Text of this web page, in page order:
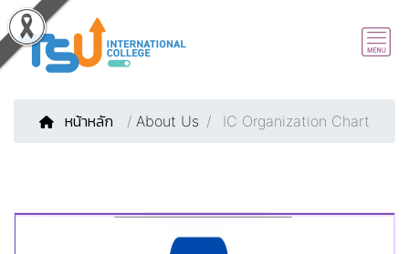
หน้าหลัก / About Us IC Organization Chart